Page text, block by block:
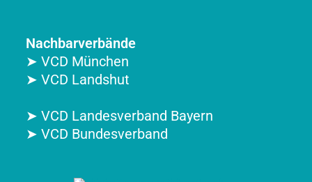
Nachbarverbände
➤ VCD München
➤ VCD Landshut
➤ VCD Landesverband Bayern
➤ VCD Bundesverband